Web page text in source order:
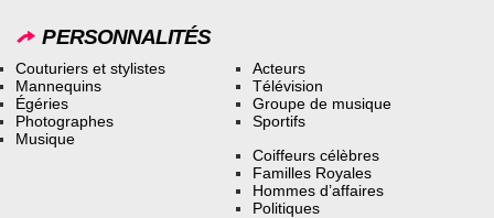
PERSONNALITÉS
Couturiers et stylistes
Mannequins
Égéries
Photographes
Musique
Acteurs
Télévision
Groupe de musique
Sportifs
Coiffeurs célèbres
Familles Royales
Hommes d’affaires
Politiques